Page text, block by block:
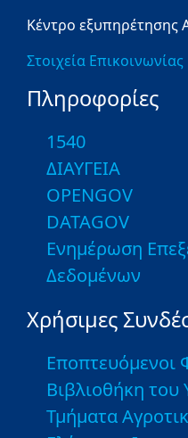
Κέντρο εξυπηρέτησης
Στοιχεία Επικοινωνίας
Πληροφορίες
1540
ΔΙΑΥΓΕΙΑ
OPENGOV
DATAGOV
Ενημέρωση
Δεδομένων
Χρήσιμες
Εποπτευόμενοι
Βιβλιοθήκη
Τμήματα